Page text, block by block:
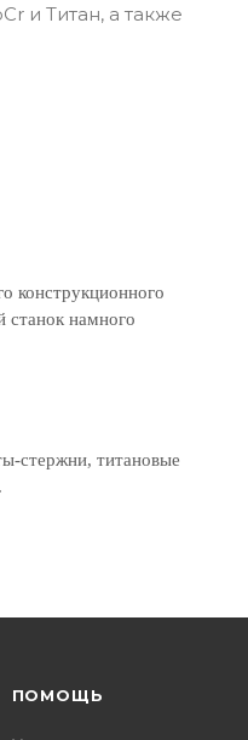
и Титан, а также
конструкционного
станок намного
стержни, титановые
ПОМОЩЬ